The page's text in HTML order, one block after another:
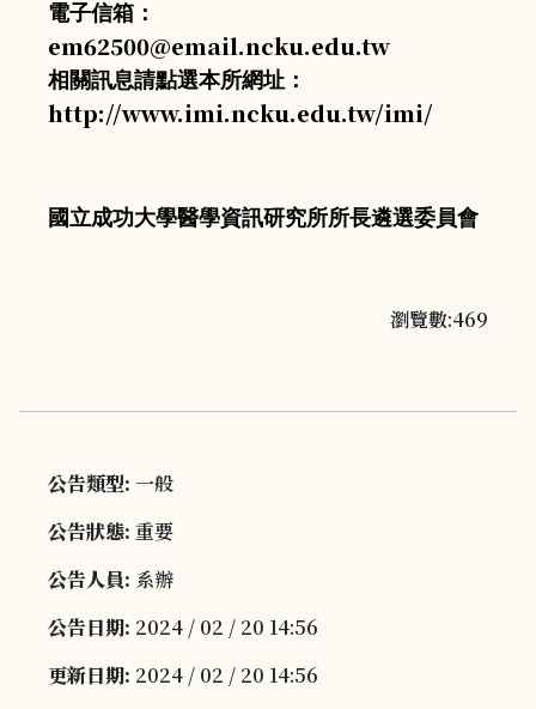
電子信箱：
em62500@email.ncku.edu.tw
相關訊息請點選本所網址：
http://www.imi.ncku.edu.tw/imi/
國立成功大學醫學資訊研究所所長遴選委員會
瀏覽數:469
公告類型: 一般
公告狀態: 重要
公告人員: 系辦
公告日期: 2024 / 02 / 20 14:56
更新日期: 2024 / 02 / 20 14:56